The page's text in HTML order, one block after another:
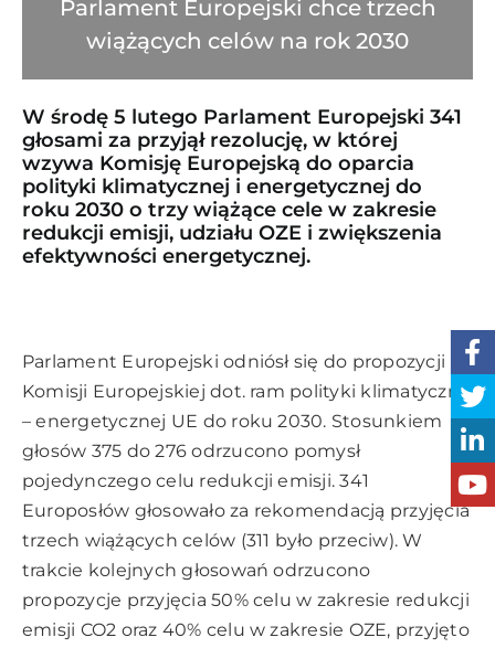
Parlament Europejski chce trzech
wiążących celów na rok 2030
W środę 5 lutego Parlament Europejski 341
głosami za przyjął rezolucję, w której
wzywa Komisję Europejską do oparcia
polityki klimatycznej i energetycznej do
roku 2030 o trzy wiążące cele w zakresie
redukcji emisji, udziału OZE i zwiększenia
efektywności energetycznej.
Parlament Europejski odniósł się do propozycji
Komisji Europejskiej dot. ram polityki klimatyczno
– energetycznej UE do roku 2030. Stosunkiem
głosów 375 do 276 odrzucono pomysł
pojedynczego celu redukcji emisji. 341
Europosłów głosowało za rekomendacją przyjęcia
trzech wiążących celów (311 było przeciw). W
trakcie kolejnych głosowań odrzucono
propozycje przyjęcia 50% celu w zakresie redukcji
emisji CO2 oraz 40% celu w zakresie OZE, przyjęto